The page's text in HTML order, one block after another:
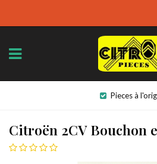
Pieces à
Citroën 2CV Bouchon